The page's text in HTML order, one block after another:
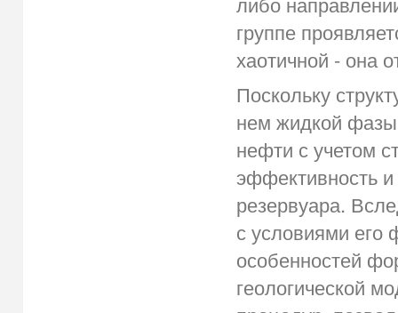
группе
хаотичной - она
Поскольку
нем жидкой
нефти с учетом
эффективность
резервуара.
с условиями его
особенностей
геологической